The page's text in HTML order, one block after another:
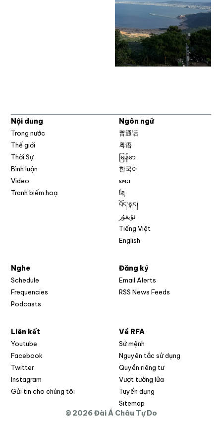
Nội dung
Trong nước
Thế giới
Thời Sự
Bình luận
Video
Tranh biếm hoạ
Ngôn ngữ
普通话
粤语
မြန်မာ
한국어
ລາວ
ខ្មែ
བོད་སྐད།
ئۇيغۇر
Tiếng Việt
English
Nghe
Schedule
Frequencies
Podcasts
Đăng ký
Email Alerts
RSS News Feeds
Liên kết
Youtube
Facebook
Twitter
Instagram
Gửi tin cho chúng tôi
Về RFA
Sứ mệnh
Nguyên tắc sử dụng
Quyền riêng tư
Vượt tường lửa
Tuyển dụng
Sitemap
© 2026 Đài Á Châu Tự Do